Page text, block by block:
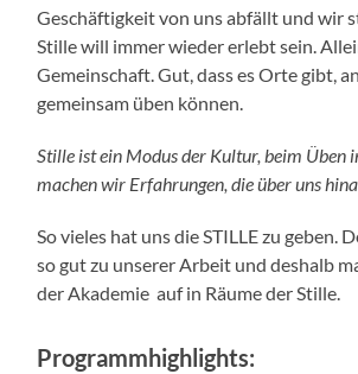
Geschäftigkeit von uns abfällt und wir
Stille will immer wieder erlebt sein.
Gemeinschaft. Gut, dass es Orte gibt,
gemeinsam üben können.
Stille ist ein Modus der Kultur, beim Üben
machen wir Erfahrungen, die über uns
So vieles hat uns die STILLE zu geben.
so gut zu unserer Arbeit und deshalb
der Akademie auf in Räume der Stille.
Programmhighlights: